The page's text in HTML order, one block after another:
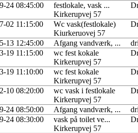
24 08:45:00
festlokale, vask ...
Kirkerupvej 57
02 11:15:00
Wc vask(festlokale)
Kiurkeruovej 57
13 12:45:00 Afgang vandværk, ...
19 11:15:00
wc fest kokale
Kirkerupvej 57
19 11:10:00
wc fest kokale
Kirkerupvej 57
10 08:20:00
wc vask i festlokale
Kirkerupvej 57
24 08:50:00 Afgang vandværk, ...
24 08:30:00
vask på toilet ve...
Kirkerupvej 57